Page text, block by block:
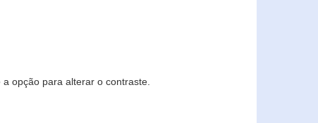
opção para alterar o contraste.